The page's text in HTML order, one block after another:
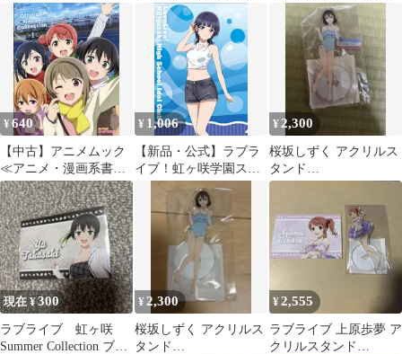
モディ ブロマイド
水着 おまけ付き
¥640
【中古】アニメムック
≪アニメ・漫画系書籍
≫ 付録付)ラブライブ!
虹ヶ咲学園スクールア
イドル同好会 Official
Visual Collection I
¥ 1,006
【新品・公式】ラブラ
イブ！虹ヶ咲学園スク
ールアイドル同好会 ク
リアファイル／朝香 果
林 公式グッズ colleize
¥2,300
桜坂しずく アクリルス
タンド
SummerCollection 水着
現在 ¥300
ラブライブ 虹ヶ咲
Summer Collection ブロ
¥ 2,300
桜坂しずく アクリルス
タンド
¥2,555
ラブライブ 上原歩夢 ア
クリルスタンド